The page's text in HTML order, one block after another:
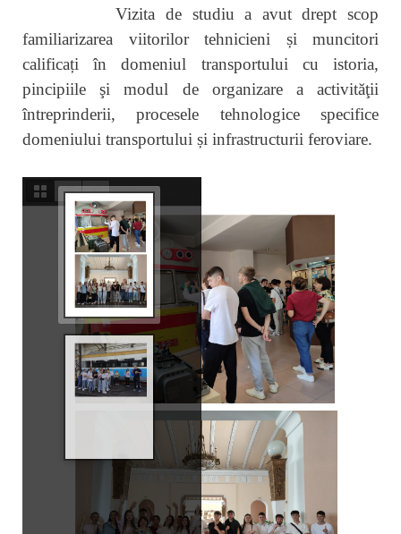
Vizita de studiu a avut drept scop
familiarizarea viitorilor tehnicieni și muncitori
calificați în domeniul transportului cu istoria,
pincipiile şi modul de organizare a activităţii
întreprinderii, procesele tehnologice specifice
domeniului transportului și infrastructurii feroviare.